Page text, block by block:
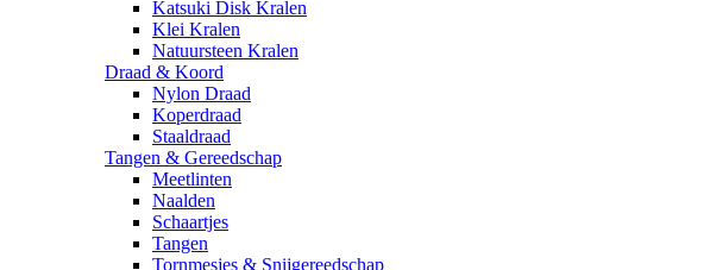
Katsuki Disk Kralen
Klei Kralen
Natuursteen Kralen
Draad & Koord
Nylon Draad
Koperdraad
Staaldraad
Tangen & Gereedschap
Meetlinten
Naalden
Schaartjes
Tangen
Tornmesjes & Snijgereedschap